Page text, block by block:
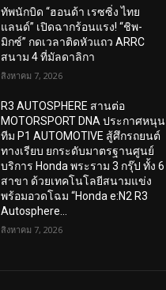
ทัพนักบิด “ฮอนด้า เรซซิ่ง ไทย
แลนด์” เปิดฉากร้อนแรง! “ชิพ-
มิกซ์” กดเวลาติดหัวแถว ARRC
สนาม 4 ที่มัลดาลิกา
สิงหาคม 7, 2026
R3 AUTOSPHERE สานต่อ
MOTORSPORT DNA ประกาศหนุน
ทีม P1 AUTOMOTIVE สู้ศึกรถยนต์
ทางเรียบ ยกระดับมาตรฐานศูนย์
บริการ Honda พระราม 3 กรุ๊ป ทั้ง 6
สาขา ด้วยเทคโนโลยีสนามแข่ง
พร้อมอวดโฉม “Honda e:N2 R3
Autosphere...
สิงหาคม 7, 2026